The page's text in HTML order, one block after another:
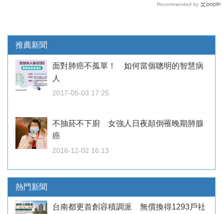
Recommended by
推薦新聞
面對肺癌不孤單！ 如何當個聰明的智慧病
人
2017-05-03 17:25
不抽菸不下廚 女強人日夜顛倒罹晚期肺腺
癌
2016-12-02 16:13
熱門新聞
台南都更首創容積調派 無償換得1293戶社